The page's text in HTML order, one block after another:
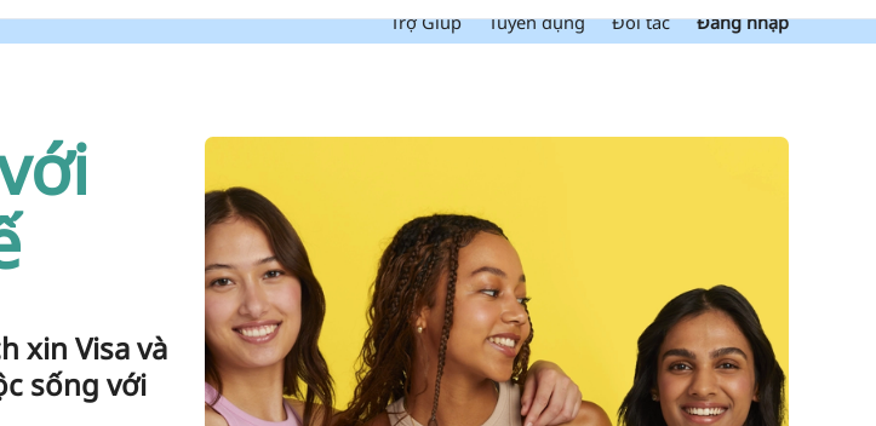
Trợ Giúp Tuyển dụng Đối tác Đăng nhập
xin Visa và
sống với